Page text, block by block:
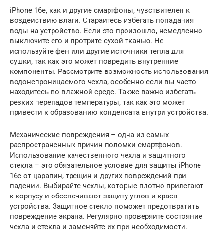
iPhone 16e, как и другие смартфоны, чувствителен к
воздействию влаги. Старайтесь избегать попадания
воды на устройство. Если это произошло, немедленно
выключите его и протрите сухой тканью. Не
используйте фен или другие источники тепла для
сушки, так как это может повредить внутренние
компоненты. Рассмотрите возможность использования
водонепроницаемого чехла, особенно если вы часто
находитесь во влажной среде. Также важно избегать
резких перепадов температуры, так как это может
привести к образованию конденсата внутри устройства.
Механические повреждения – одна из самых
распространенных причин поломки смартфонов.
Использование качественного чехла и защитного
стекла – это обязательное условие для защиты iPhone
16e от царапин, трещин и других повреждений при
падении. Выбирайте чехлы, которые плотно прилегают
к корпусу и обеспечивают защиту углов и краев
устройства. Защитное стекло поможет предотвратить
повреждение экрана. Регулярно проверяйте состояние
чехла и стекла и заменяйте их при необходимости.